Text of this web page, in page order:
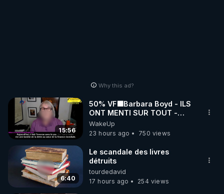
Why this ad?
15:56
50% VF🟩Barbara Boyd - ILS
ONT MENTI SUR TOUT -
Jocelyne Traduction
WakeUp
23 hours ago
750 views
6:40
Le scandale des livres
détruits
tourdedavid
17 hours ago
254 views